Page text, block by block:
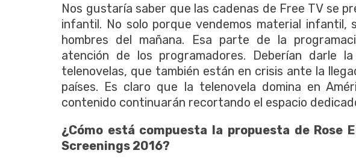
Nos gustaría saber que las cadenas de Free TV se
infantil. No solo porque vendemos material infantil,
hombres del mañana. Esa parte de la
atención de los programadores. Deberían darle
telenovelas, que también están en crisis ante la
países. Es claro que la telenovela domina en
contenido continuarán recortando el espacio
¿Cómo está compuesta la propuesta de Rose
Screenings 2016?